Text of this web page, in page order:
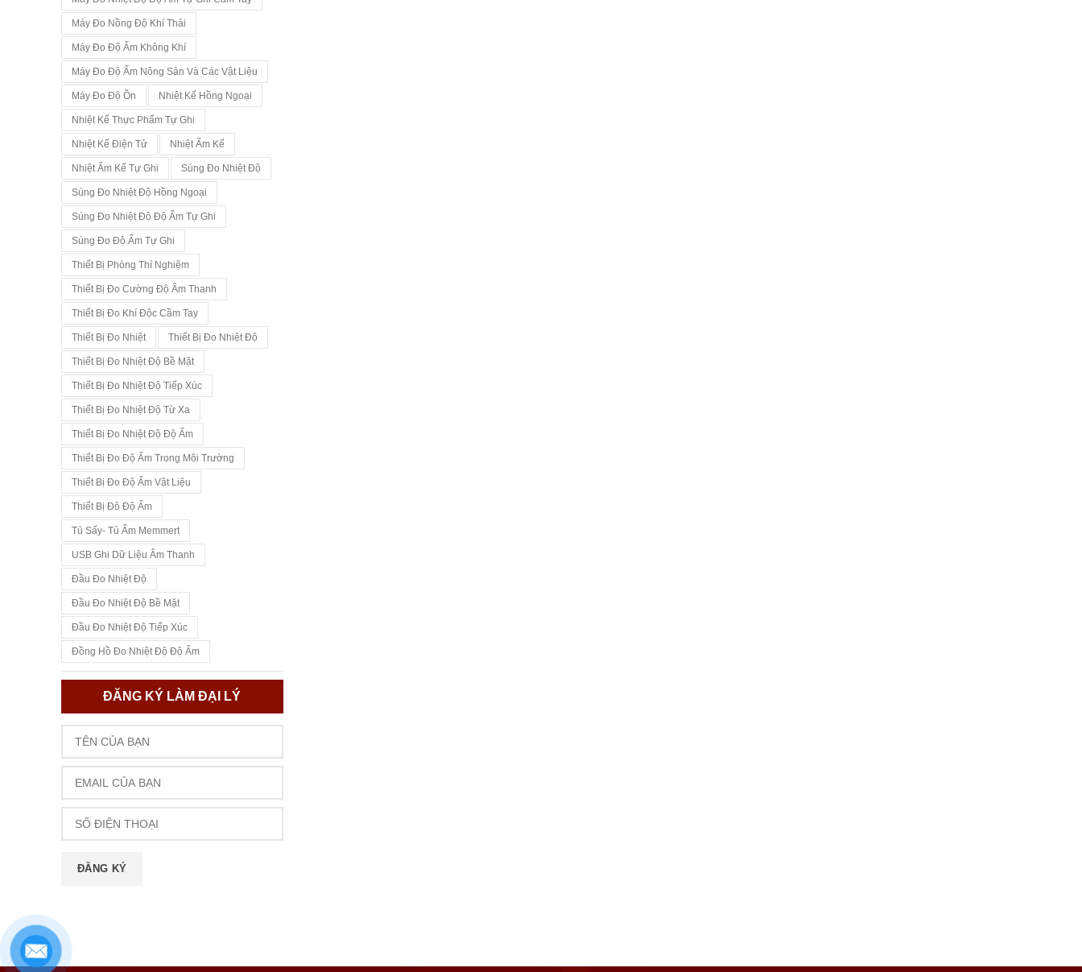
Máy Đo Nồng Độ Khí Thải
Máy Đo Độ Ẩm Không Khí
Máy Đo Độ Ẩm Nông Sản Và Các Vật Liệu
Máy Đo Độ Ồn Nhiệt Kế Hồng Ngoại
Nhiệt Kế Thực Phẩm Tự Ghi
Nhiệt Kế Điện Tử Nhiệt Ẩm Kế
Nhiệt Ẩm Kế Tự Ghi Súng Đo Nhiệt Độ
Súng Đo Nhiệt Độ Hồng Ngoại
Súng Đo Nhiệt Độ Độ Ẩm Tự Ghi
Súng Đo Độ Ẩm Tự Ghi
Thiết Bị Phòng Thí Nghiệm
Thiết Bị Đo Cường Độ Âm Thanh
Thiết Bị Đo Khí Độc Cầm Tay
Thiết Bị Đo Nhiệt Thiết Bị Đo Nhiệt Độ
Thiết Bị Đo Nhiệt Độ Bề Mặt
Thiết Bị Đo Nhiệt Độ Tiếp Xúc
Thiết Bị Đo Nhiệt Độ Từ Xa
Thiết Bị Đo Nhiệt Độ Độ Ẩm
Thiết Bị Đo Độ Ẩm Trong Môi Trường
Thiết Bị Đo Độ Ẩm Vật Liệu
Thiết Bị Đô Độ Ẩm
Tủ Sấy- Tủ Ấm Memmert
USB Ghi Dữ Liệu Âm Thanh
Đầu Đo Nhiệt Độ
Đầu Đo Nhiệt Độ Bề Mặt
Đầu Đo Nhiệt Độ Tiếp Xúc
Đồng Hồ Đo Nhiệt Độ Độ Ẩm
ĐĂNG KÝ LÀM ĐẠI LÝ